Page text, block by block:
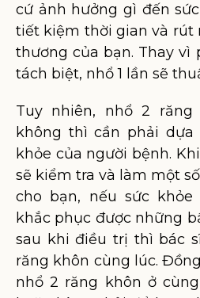
cứ ảnh hưởng gì đến
tiết kiệm thời gian và rút
thương của bạn. Thay vì
tách biệt, nhổ 1 lần sẽ
Tuy nhiên, nhổ 2
không thì cần phải
khỏe của người bệnh.
sẽ kiểm tra và làm một
cho bạn, nếu sức
khắc phục được những
sau khi điều trị thì bác
răng khôn cùng lúc.
nhổ 2 răng khôn ở